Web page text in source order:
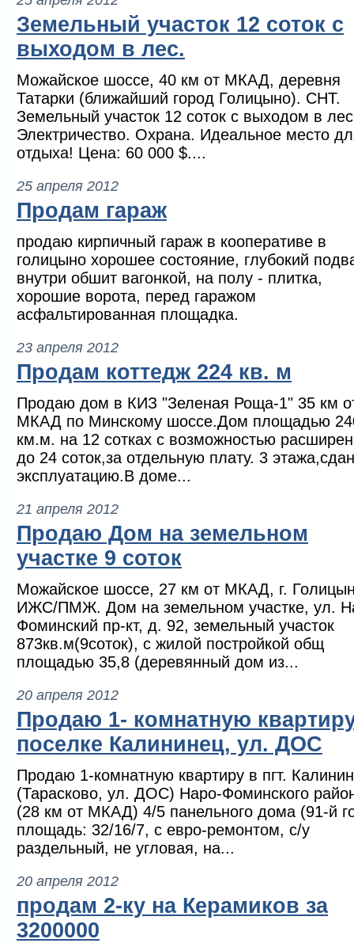
Земельный участок 12 соток с
выходом в лес.
Можайское шоссе, 40 км от МКАД, деревня
Татарки (ближайший город Голицыно). СНТ.
Земельный участок 12 соток с выходом в
Электричество. Охрана. Идеальное место
отдыха! Цена: 60 000 $....
25 апреля 2012
Продам гараж
продаю кирпичный гараж в кооперативе в
голицыно хорошее состояние, глубокий
внутри обшит вагонкой, на полу - плитка,
хорошие ворота, перед гаражом
асфальтированная площадка.
23 апреля 2012
Продам коттедж 224 кв. м
Продаю дом в КИЗ "Зеленая Роща-1" 35 км
МКАД по Минскому шоссе.Дом площадью
км.м. на 12 сотках с возможностью
до 24 соток,за отдельную плату. 3
эксплуатацию.В доме...
21 апреля 2012
Продаю Дом на земельном
участке 9 соток
Можайское шоссе, 27 км от МКАД, г.
ИЖС/ПМЖ. Дом на земельном участке, ул.
Фоминский пр-кт, д. 92, земельный участок
873кв.м(9соток), с жилой постройкой общ
площадью 35,8 (деревянный дом из...
20 апреля 2012
Продаю 1- комнатную
поселке Калининец, ул. ДОС
Продаю 1-комнатную квартиру в пгт.
(Тарасково, ул. ДОС) Наро-Фоминского
(28 км от МКАД) 4/5 панельного дома (91-й
площадь: 32/16/7, с евро-ремонтом, с/у
раздельный, не угловая, на...
20 апреля 2012
продам 2-ку на Керамиков за
3200000